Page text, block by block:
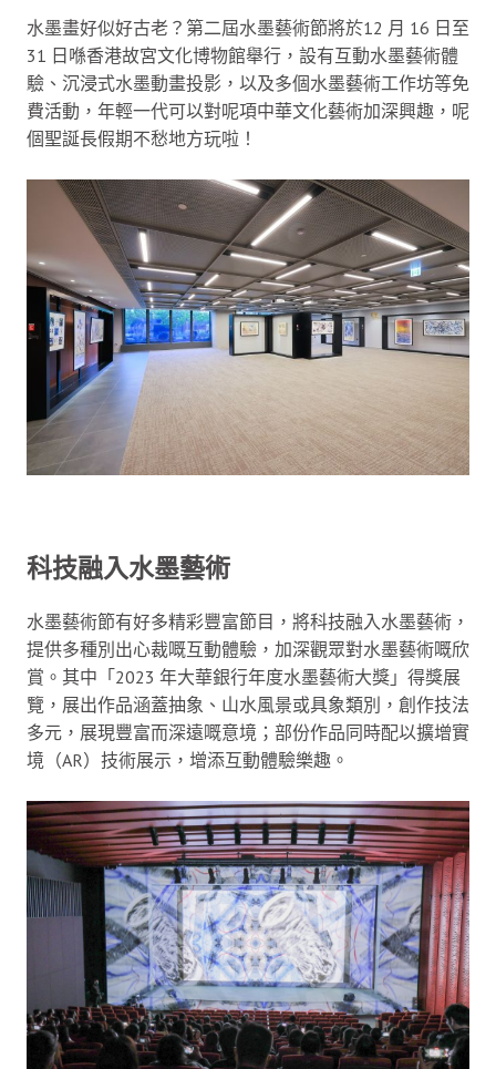
水墨畫好似好古老？第二屆水墨藝術節將於12 月 16 日至
31 日喺香港故宮文化博物館舉行，設有互動水墨藝術體
驗、沉浸式水墨動畫投影，以及多個水墨藝術工作坊等免
費活動，年輕一代可以對呢項中華文化藝術加深興趣，呢
個聖誕長假期不愁地方玩啦！
科技融入水墨藝術
水墨藝術節有好多精彩豐富節目，將科技融入水墨藝術，
提供多種別出心裁嘅互動體驗，加深觀眾對水墨藝術嘅欣
賞。其中「2023 年大華銀行年度水墨藝術大獎」得獎展
覽，展出作品涵蓋抽象、山水風景或具象類別，創作技法
多元，展現豐富而深遠嘅意境；部份作品同時配以擴增實
境（AR）技術展示，增添互動體驗樂趣。